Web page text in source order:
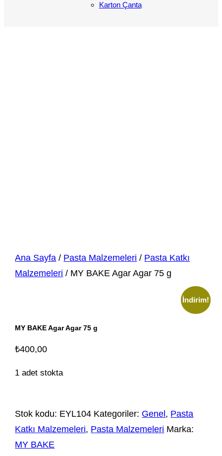
Karton Çanta
Ana Sayfa / Pasta Malzemeleri / Pasta Katkı
Malzemeleri / MY BAKE Agar Agar 75 g
MY BAKE Agar Agar 75 g
₺400,00
1 adet stokta
Stok kodu: EYL104 Kategoriler: Genel, Pasta
Katkı Malzemeleri, Pasta Malzemeleri Marka:
MY BAKE
İndirim!